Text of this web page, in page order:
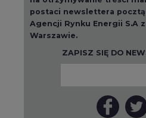
postaci newslettera
Agencji Rynku Energii S.A
Warszawie.
ZAPISZ SIĘ DO